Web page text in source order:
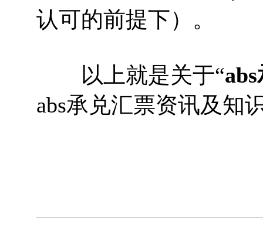
认可的前提下）。
以上就是关于“
abs承兑汇票资讯及知